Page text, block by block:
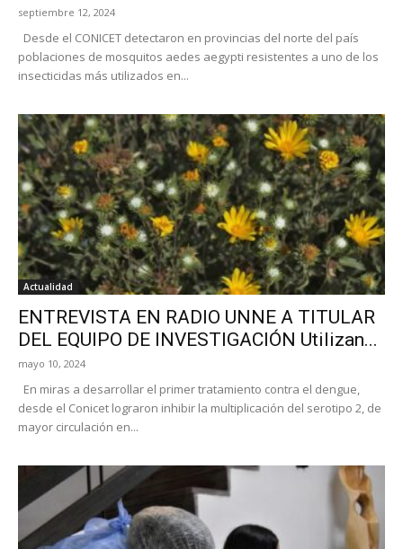
septiembre 12, 2024
Desde el CONICET detectaron en provincias del norte del país
poblaciones de mosquitos aedes aegypti resistentes a uno de los
insecticidas más utilizados en...
Actualidad
ENTREVISTA EN RADIO UNNE A TITULAR
DEL EQUIPO DE INVESTIGACIÓN Utilizan...
mayo 10, 2024
En miras a desarrollar el primer tratamiento contra el dengue,
desde el Conicet lograron inhibir la multiplicación del serotipo 2, de
mayor circulación en...